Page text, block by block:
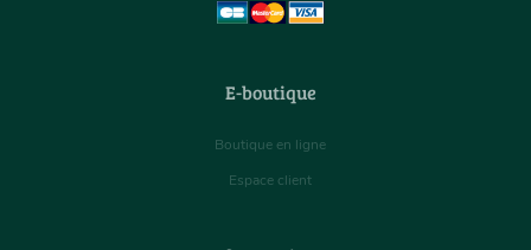
E-boutique
Boutique en ligne
Espace client